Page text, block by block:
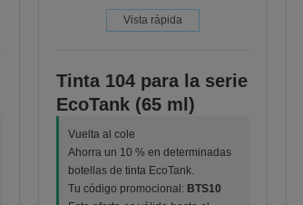
Vista rápida
Tinta 104 para la serie
EcoTank (65 ml)
Vuelta al cole
Ahorra un 10 % en determinadas
botellas de tinta EcoTank.
Tu código promocional: BTS10